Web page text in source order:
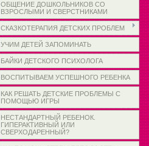
ОБЩЕНИЕ ДОШКОЛЬНИКОВ СО
ВЗРОСЛЫМИ И СВЕРСТНИКАМИ
СКАЗКОТЕРАПИЯ ДЕТСКИХ ПРОБЛЕМ
УЧИМ ДЕТЕЙ ЗАПОМИНАТЬ
БАЙКИ ДЕТСКОГО ПСИХОЛОГА
ВОСПИТЫВАЕМ УСПЕШНОГО РЕБЕНКА
КАК РЕШАТЬ ДЕТСКИЕ ПРОБЛЕМЫ С
ПОМОЩЬЮ ИГРЫ
НЕСТАНДАРТНЫЙ РЕБЕНОК.
ГИПЕРАКТИВНЫЙ ИЛИ
СВЕРХОДАРЕННЫЙ?